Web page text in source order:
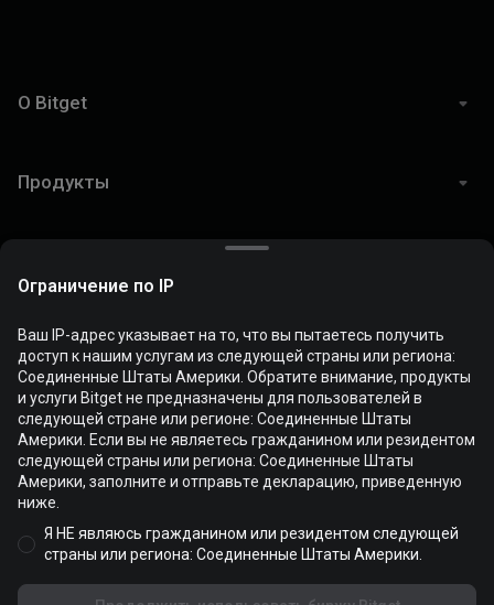
О Bitget
Продукты
Поддержка
Юридическая информация
© 2026 Bitget
Файлы cookie используются для оптимизации и
персонализации использования нашего сайта. Вы можете
управлять настройками файлов cookie и посмотретьПолитику
в отношении файлов cookie
Принять все файлы cookie
Ограничение по IP
Ваш IP-адрес указывает на то, что вы пытаетесь получить
доступ к нашим услугам из следующей страны или региона:
Соединенные Штаты Америки. Обратите внимание, продукты
и услуги Bitget не предназначены для пользователей в
следующей стране или регионе: Соединенные Штаты
Америки. Если вы не являетесь гражданином или резидентом
следующей страны или региона: Соединенные Штаты
Америки, заполните и отправьте декларацию, приведенную
ниже.
Я НЕ являюсь гражданином или резидентом следующей
страны или региона: Соединенные Штаты Америки.